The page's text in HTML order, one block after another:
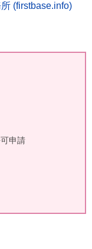
(firstbase.info)
申請